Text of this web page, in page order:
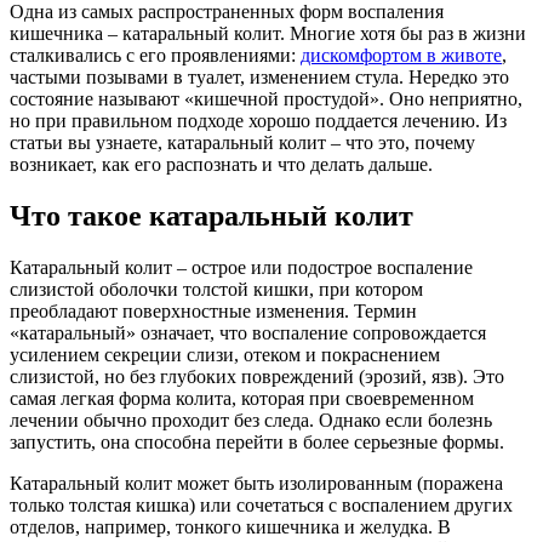
Одна из самых распространенных форм воспаления
кишечника – катаральный колит. Многие хотя бы раз в жизни
сталкивались с его проявлениями: дискомфортом в животе,
частыми позывами в туалет, изменением стула. Нередко это
состояние называют «кишечной простудой». Оно неприятно,
но при правильном подходе хорошо поддается лечению. Из
статьи вы узнаете, катаральный колит – что это, почему
возникает, как его распознать и что делать дальше.
Что такое катаральный колит
Катаральный колит – острое или подострое воспаление
слизистой оболочки толстой кишки, при котором
преобладают поверхностные изменения. Термин
«катаральный» означает, что воспаление сопровождается
усилением секреции слизи, отеком и покраснением
слизистой, но без глубоких повреждений (эрозий, язв). Это
самая легкая форма колита, которая при своевременном
лечении обычно проходит без следа. Однако если болезнь
запустить, она способна перейти в более серьезные формы.
Катаральный колит может быть изолированным (поражена
только толстая кишка) или сочетаться с воспалением других
отделов, например, тонкого кишечника и желудка. В